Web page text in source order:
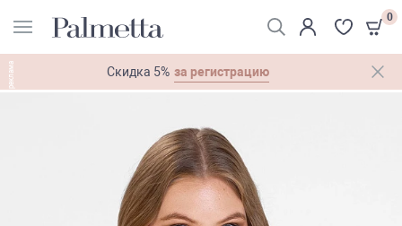
0
реклама Скидка 5% за регистрацию